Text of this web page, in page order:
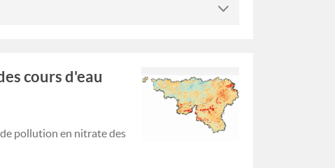
cours d'eau
pollution en nitrate des